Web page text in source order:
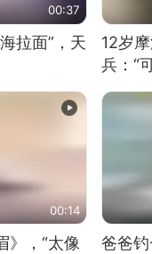
00:37
拉面”，天
12岁
兵：“
00:14
》，“太像
爸爸